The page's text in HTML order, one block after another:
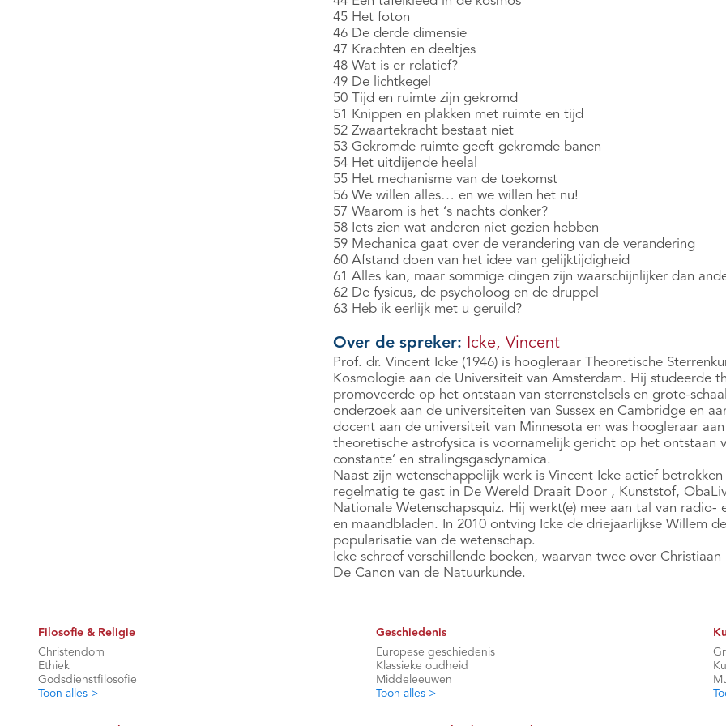
45 Het foton
46 De derde dimensie
47 Krachten en deeltjes
48 Wat is er relatief?
49 De lichtkegel
50 Tijd en ruimte zijn gekromd
51 Knippen en plakken met ruimte en tijd
52 Zwaartekracht bestaat niet
53 Gekromde ruimte geeft gekromde banen
54 Het uitdijende heelal
55 Het mechanisme van de toekomst
56 We willen alles… en we willen het nu!
57 Waarom is het ‘s nachts donker?
58 Iets zien wat anderen niet gezien hebben
59 Mechanica gaat over de verandering van de verandering
60 Afstand doen van het idee van gelijktijdigheid
61 Alles kan, maar sommige dingen zijn waarschijnlijker dan
62 De fysicus, de psycholoog en de druppel
63 Heb ik eerlijk met u geruild?
Over de spreker: Icke, Vincent
Prof. dr. Vincent Icke (1946) is hoogleraar Theoretische
Kosmologie aan de Universiteit van Amsterdam. Hij studeerde
promoveerde op het ontstaan van sterrenstelsels en grote-
onderzoek aan de universiteiten van Sussex en Cambridge en
docent aan de universiteit van Minnesota en was hoogleraar
theoretische astrofysica is voornamelijk gericht op het ontstaan
constante’ en stralingsgasdynamica.
Naast zijn wetenschappelijk werk is Vincent Icke actief
regelmatig te gast in De Wereld Draait Door , Kunststof,
Nationale Wetenschapsquiz. Hij werkt(e) mee aan tal van
en maandbladen. In 2010 ontving Icke de driejaarlijkse Willem
popularisatie van de wetenschap.
Icke schreef verschillende boeken, waarvan twee over
De Canon van de Natuurkunde.
Filosofie & Religie
Christendom
Ethiek
Godsdienstfilosofie
Toon alles >
Geschiedenis
Europese geschiedenis
Klassieke oudheid
Middeleeuwen
Toon alles >